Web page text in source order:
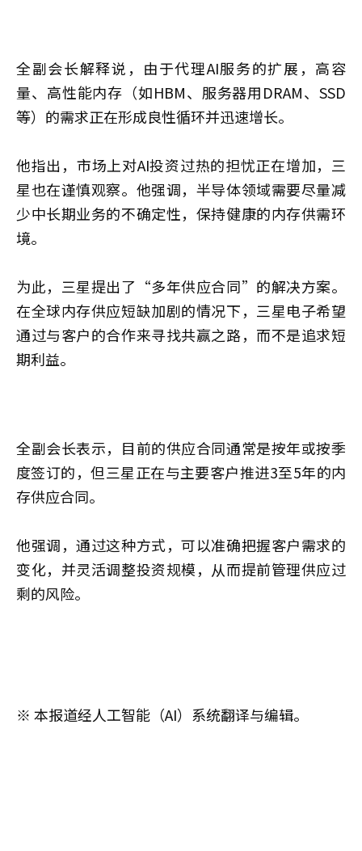
全副会长解释说，由于代理AI服务的扩展，高容
量、高性能内存（如HBM、服务器用DRAM、SSD
等）的需求正在形成良性循环并迅速增长。
他指出，市场上对AI投资过热的担忧正在增加，三
星也在谨慎观察。他强调，半导体领域需要尽量减
少中长期业务的不确定性，保持健康的内存供需环
境。
为此，三星提出了“多年供应合同”的解决方案。
在全球内存供应短缺加剧的情况下，三星电子希望
通过与客户的合作来寻找共赢之路，而不是追求短
期利益。
全副会长表示，目前的供应合同通常是按年或按季
度签订的，但三星正在与主要客户推进3至5年的内
存供应合同。
他强调，通过这种方式，可以准确把握客户需求的
变化，并灵活调整投资规模，从而提前管理供应过
剩的风险。
※ 本报道经人工智能（AI）系统翻译与编辑。